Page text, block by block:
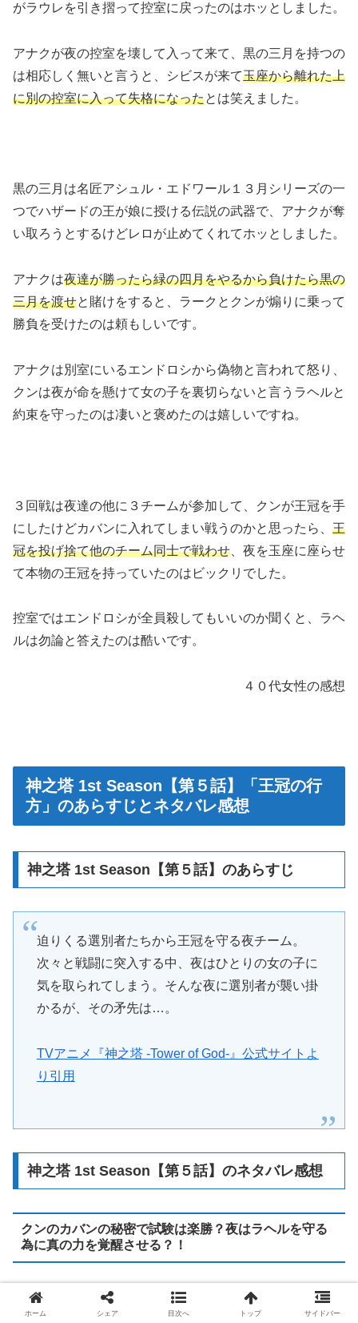
がラウレを引き摺って控室に戻ったのはホッとしました。
アナクが夜の控室を壊して入って来て、黒の三月を持つの
は相応しく無いと言うと、シビスが来て玉座から離れた上
に別の控室に入って失格になったとは笑えました。
黒の三月は名匠アシュル・エドワール１３月シリーズの一
つでハザードの王が娘に授ける伝説の武器で、アナクが奪
い取ろうとするけどレロが止めてくれてホッとしました。
アナクは夜達が勝ったら緑の四月をやるから負けたら黒の
三月を渡せと賭けをすると、ラークとクンが煽りに乗って
勝負を受けたのは頼もしいです。
アナクは別室にいるエンドロシから偽物と言われて怒り、
クンは夜が命を懸けて女の子を裏切らないと言うラヘルと
約束を守ったのは凄いと褒めたのは嬉しいですね。
３回戦は夜達の他に３チームが参加して、クンが王冠を手
にしたけどカバンに入れてしまい戦うのかと思ったら、 王
冠を投げ捨て他のチーム同士で戦わせ 、夜を玉座に座らせ
て本物の王冠を持っていたのはビックリでした。
控室ではエンドロシが全員殺してもいいのか聞くと、ラヘ
ルは勿論と答えたのは酷いです。
４０代女性の感想
神之塔 1st Season【第５話】「王冠の行
方」のあらすじとネタバレ感想
神之塔 1st Season【第５話】のあらすじ
迫りくる選別者たちから王冠を守る夜チーム。
次々と戦闘に突入する中、夜はひとりの女の子に
気を取られてしまう。そんな夜に選別者が襲い掛
かるが、その矛先は…。
TVアニメ『神之塔 -Tower of God-』公式サイトよ
り引用
神之塔 1st Season【第５話】のネタバレ感想
クンのカバンの秘密で試験は楽勝？夜はラヘルを守る
為に真の力を覚醒させる？！
クンはカバンの中から
王冠のコピーを大量に出すけど時間
が経つと消えてしまい
、選別者達は怒ってクンを狙うとラ
ホーム シェア 目次へ トップ サイドバー